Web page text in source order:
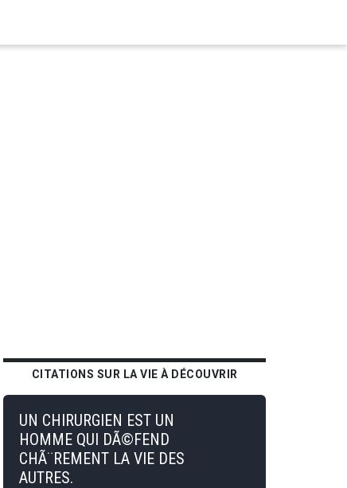
CITATIONS SUR LA VIE À DÉCOUVRIR
UN CHIRURGIEN EST UN
HOMME QUI DÃ©FEND
CHÃ¨REMENT LA VIE DES
AUTRES.